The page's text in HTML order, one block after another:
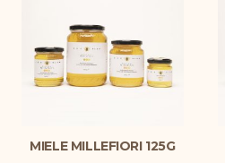
MIELE MILLEFIORI 125G